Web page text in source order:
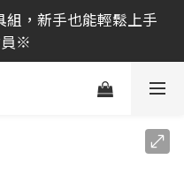
即享免運費，工具補貨
活動商品
組，新手也能輕鬆上手
※
，助您輕鬆完成任務 ※
※
即享免運費，工具補貨